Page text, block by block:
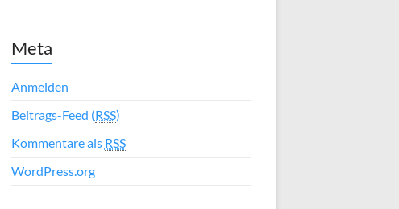
Meta
Anmelden
Beitrags-Feed (RSS)
Kommentare als RSS
WordPress.org